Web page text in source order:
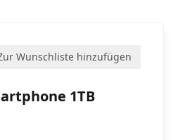
Wunschliste hinzufügen
1TB